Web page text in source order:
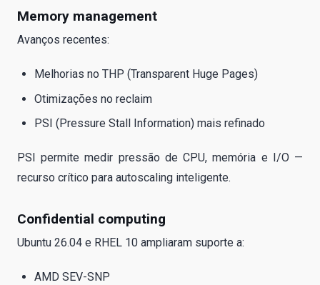
Memory management
Avanços recentes:
Melhorias no THP (Transparent Huge Pages)
Otimizações no reclaim
PSI (Pressure Stall Information) mais refinado
PSI permite medir pressão de CPU, memória e I/O —
recurso crítico para autoscaling inteligente.
Confidential computing
Ubuntu 26.04 e RHEL 10 ampliaram suporte a:
AMD SEV-SNP